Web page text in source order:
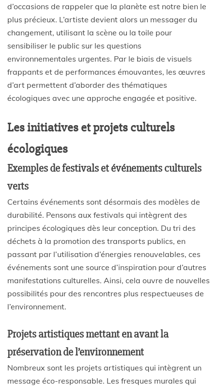
d’occasions de rappeler que la planète est notre bien le
plus précieux. L’artiste devient alors un messager du
changement, utilisant la scène ou la toile pour
sensibiliser le public sur les questions
environnementales urgentes. Par le biais de visuels
frappants et de performances émouvantes, les œuvres
d’art permettent d’aborder des thématiques
écologiques avec une approche engagée et positive.
Les initiatives et projets culturels
écologiques
Exemples de festivals et événements culturels
verts
Certains événements sont désormais des modèles de
durabilité. Pensons aux festivals qui intègrent des
principes écologiques dès leur conception. Du tri des
déchets à la promotion des transports publics, en
passant par l’utilisation d’énergies renouvelables, ces
événements sont une source d’inspiration pour d’autres
manifestations culturelles. Ainsi, cela ouvre de nouvelles
possibilités pour des rencontres plus respectueuses de
l’environnement.
Projets artistiques mettant en avant la
préservation de l’environnement
Nombreux sont les projets artistiques qui intègrent un
message éco-responsable. Les fresques murales qui